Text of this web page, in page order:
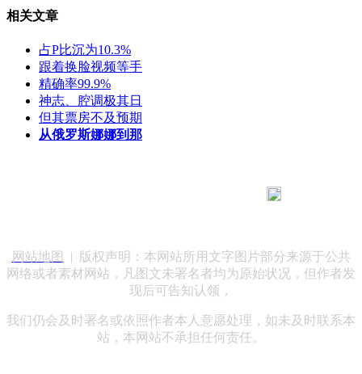
相关文章
占P比沉为10.3%
跟着换脸视频等手
精确率99.9%
神志、腔调极其日
但其票房不及预期
从俄罗斯娜娜到那
网站地图
| 版权声明：本网站所用文字图片部分来源于公共
网络或者素材网站，凡图文未署名者均为原始状况，但作者发
现后可告知认领，
我们仍会及时署名或依照作者本人意愿处理，如未及时联系本
站，本网站不承担任何责任。